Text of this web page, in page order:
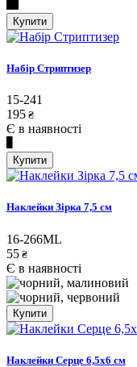
Купити
Набір Стриптизер
15-241
195 ₴
Є в наявності
Купити
Наклейки Зірка 7,5 см
16-266ML
55 ₴
Є в наявності
Купити
Наклейки Серце 6,5х6 см